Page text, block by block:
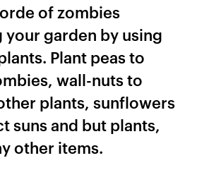
of zombies
your garden by using
Plant peas to
wall-nuts to
plants, sunflowers
suns and but plants,
other items.